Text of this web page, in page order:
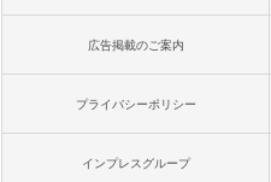
広告掲載のご案内
プライバシーポリシー
インプレスグループ